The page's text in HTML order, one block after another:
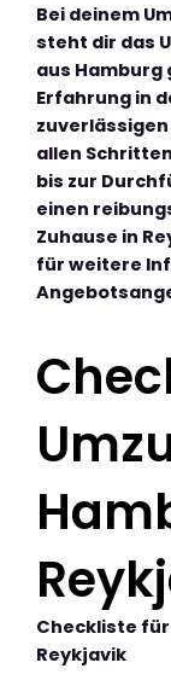
Bei deinem
steht dir das
aus Hamburg
Erfahrung in
allen
bis zur
einen
Zuhause in
für weitere
Checkliste für
Reykjavik